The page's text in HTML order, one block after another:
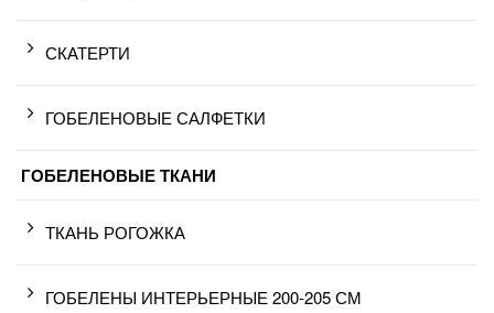
СКАТЕРТИ
ГОБЕЛЕНОВЫЕ САЛФЕТКИ
ГОБЕЛЕНОВЫЕ ТКАНИ
ТКАНЬ РОГОЖКА
ГОБЕЛЕНЫ ИНТЕРЬЕРНЫЕ 200-205 СМ